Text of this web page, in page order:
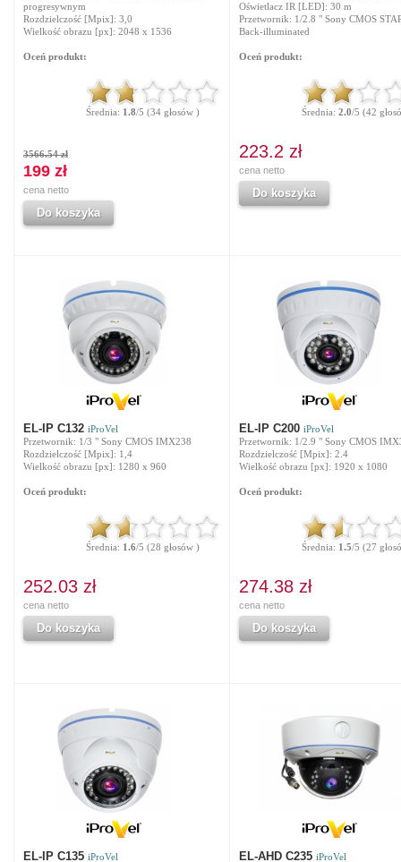
progresywnym
Rozdzielczość [Mpix]: 3,0
Wielkość obrazu [px]: 2048 x 1536
Oceń produkt:
Średnia: 1.8/5 (34 głosów )
3566.54 zł
199 zł
cena netto
Do koszyka
Oświetlacz IR [LED]: 30 m
Przetwornik: 1/2.8 " Sony CMOS
Back-illuminated
Oceń produkt:
Średnia: 2.0/5 (42
223.2 zł
cena netto
Do koszyka
EL-IP C132 iProVel
Przetwornik: 1/3 " Sony CMOS IMX238
Rozdzielczość [Mpix]: 1,4
Wielkość obrazu [px]: 1280 x 960
Oceń produkt:
Średnia: 1.6/5 (28 głosów )
252.03 zł
cena netto
Do koszyka
EL-IP C200 iProVel
Przetwornik: 1/2.9 " Sony CMOS
Rozdzielczość [Mpix]: 2.4
Wielkość obrazu [px]: 1920 x 1080
Oceń produkt:
Średnia: 1.5/5 (27
274.38 zł
cena netto
Do koszyka
EL-IP C135 iProVel
EL-AHD C235 iProVel